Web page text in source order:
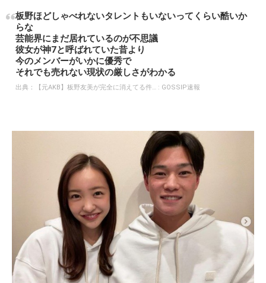
板野ほどしゃべれないタレントもいないってくらい酷いか
らな
芸能界にまだ居れているのが不思議
彼女が神7と呼ばれていた昔より
今のメンバーがいかに優秀で
それでも売れない現状の厳しさがわかる
出典： 【元AKB】板野友美が完全に消えてる件… : GOSSIP速報